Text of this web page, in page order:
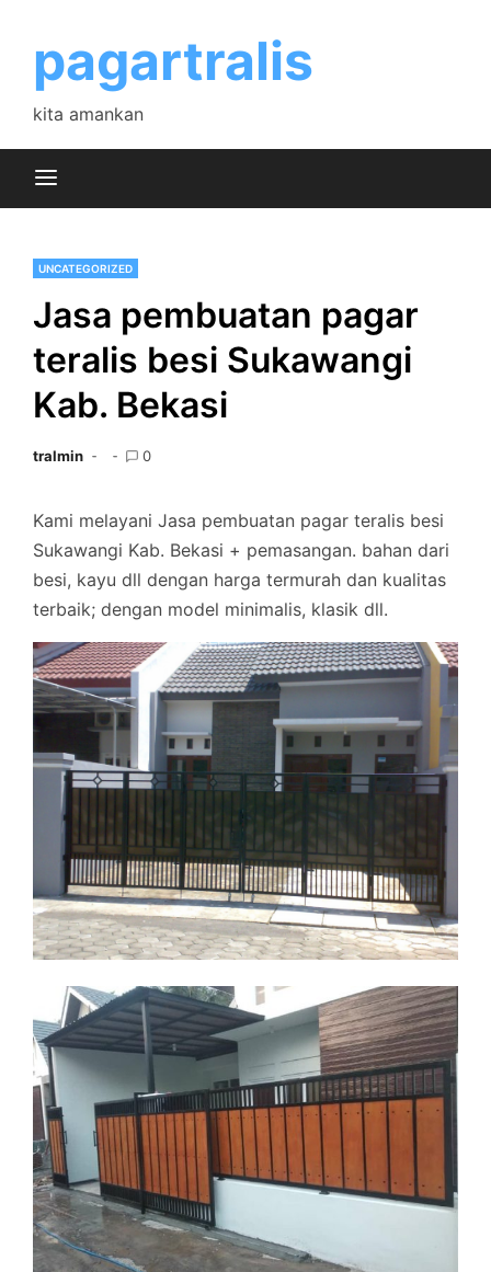
contentpagartralis
kita amankan
UNCATEGORIZED
Jasa pembuatan pagar
teralis besi Sukawangi
Kab. Bekasi
tralmin 0
Kami melayani Jasa pembuatan pagar teralis besi
Sukawangi Kab. Bekasi + pemasangan. bahan dari
besi, kayu dll dengan harga termurah dan kualitas
terbaik; dengan model minimalis, klasik dll.